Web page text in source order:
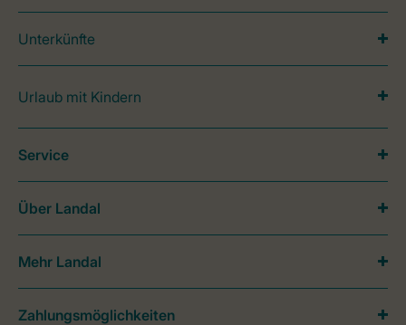
Unterkünfte
Urlaub mit Kindern
Service
Über Landal
Mehr Landal
Zahlungsmöglichkeiten